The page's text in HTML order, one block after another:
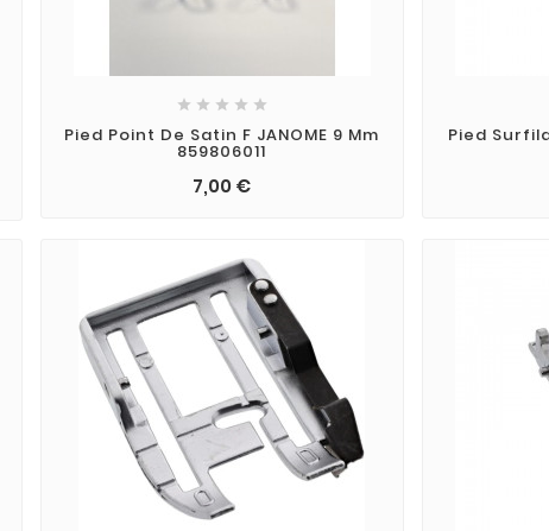
    
Pied Point De Satin F JANOME 9 Mm
859806011
7,00 €
Pied